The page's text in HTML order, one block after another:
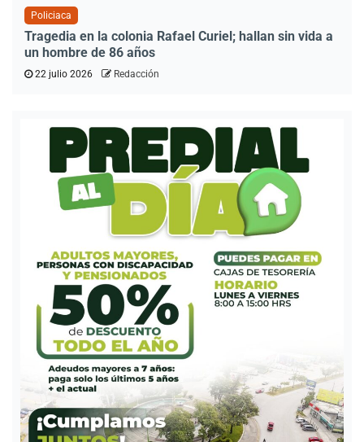
Policiaca
Tragedia en la colonia Rafael Curiel; hallan sin vida a
un hombre de 86 años
22 julio 2026 Redacción